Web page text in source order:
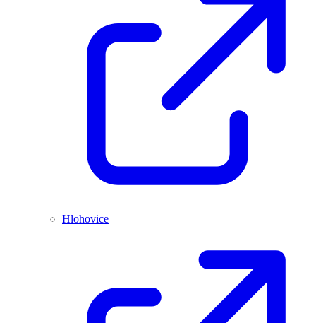
Hlohovice